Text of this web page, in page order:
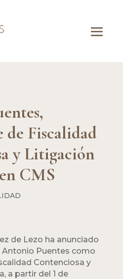
de Fiscalidad
y Litigación
CMS
de Lezo ha anunciado
Antonio Puentes como
Contenciosa y
a partir del 1 de